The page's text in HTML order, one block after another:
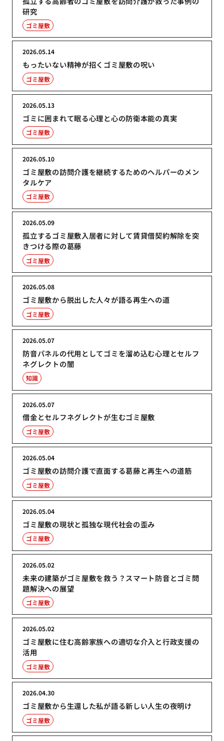
研究
ゴミ屋敷
もったいない精神が招くゴミ屋敷の呪い
2026.05.14
ゴミ屋敷
ゴミに囲まれて眠る心理と心の防衛本能の真実
2026.05.13
ゴミ屋敷
ゴミ屋敷の訪問介護を継続するためのヘルパーのメン
タルケア
2026.05.10
ゴミ屋敷
孤立するゴミ屋敷入居者に対して賃貸借契約解除を突
きつける際の葛藤
2026.05.09
ゴミ屋敷
ゴミ屋敷から脱出した人々が語る再生への道
2026.05.08
ゴミ屋敷
防音パネルの代用としてゴミを溜め込む心理とセルフ
ネグレクトの闇
2026.05.07
知識
借金とセルフネグレクトが生むゴミ屋敷
2026.05.07
ゴミ屋敷
ゴミ屋敷の訪問介護で直面する葛藤と再生への道筋
2026.05.04
ゴミ屋敷
ゴミ屋敷の現状と孤独な現代社会の歪み
2026.05.04
ゴミ屋敷
未来の建築がゴミ屋敷を救う？スマート防音とゴミ問
題解決への展望
2026.05.02
ゴミ屋敷
ゴミ屋敷に住む高齢家族への適切な介入と行政支援の
活用
2026.05.02
ゴミ屋敷
ゴミ屋敷から生還した私が語る新しい人生の夜明け
2026.04.30
ゴミ屋敷